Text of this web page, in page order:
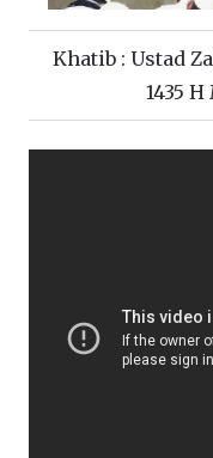
Khatib : Ustad
1435